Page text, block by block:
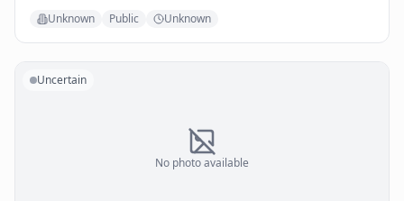
Unknown Public Unknown
No photo available
Uncertain